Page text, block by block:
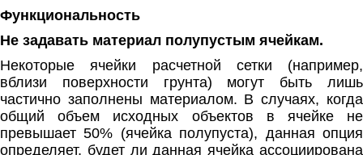
Функциональность
Не задавать материал полупустым ячейкам.
Некоторые ячейки расчетной сетки (например,
вблизи поверхности грунта) могут быть лишь
частично заполнены материалом. В случаях, когда
общий объем исходных объектов в ячейке не
превышает 50% (ячейка полупуста), данная опция
определяет, будет ли данная ячейка ассоциирована